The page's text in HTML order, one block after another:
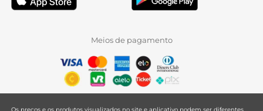
Meios de pagamento